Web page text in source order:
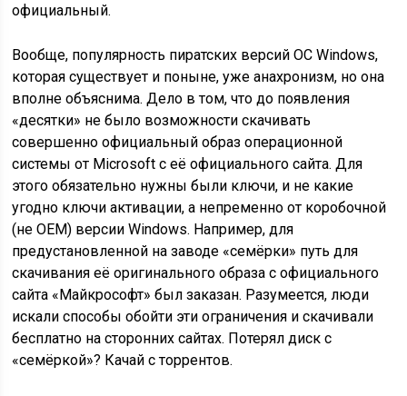
официальный.
Вообще, популярность пиратских версий ОС Windows,
которая существует и поныне, уже анахронизм, но она
вполне объяснима. Дело в том, что до появления
«десятки» не было возможности скачивать
совершенно официальный образ операционной
системы от Microsoft с её официального сайта. Для
этого обязательно нужны были ключи, и не какие
угодно ключи активации, а непременно от коробочной
(не OEM) версии Windows. Например, для
предустановленной на заводе «семёрки» путь для
скачивания её оригинального образа с официального
сайта «Майкрософт» был заказан. Разумеется, люди
искали способы обойти эти ограничения и скачивали
бесплатно на сторонних сайтах. Потерял диск с
«семёркой»? Качай с торрентов.